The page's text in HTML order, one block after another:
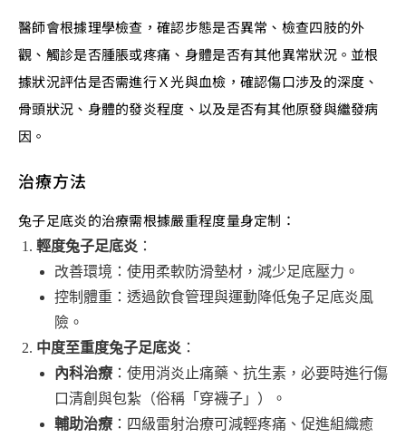
醫師會根據理學檢查，確認步態是否異常、檢查四肢的外
觀、觸診是否腫脹或疼痛、身體是否有其他異常狀況。並根
據狀況評估是否需進行Ｘ光與血檢，確認傷口涉及的深度、
骨頭狀況、身體的發炎程度、以及是否有其他原發與繼發病
因。
治療方法
兔子足底炎的治療需根據嚴重程度量身定制：
輕度兔子足底炎 ：
改善環境：使用柔軟防滑墊材，減少足底壓力。
控制體重：透過飲食管理與運動降低兔子足底炎風
險。
中度至重度兔子足底炎 ：
內科治療 ：使用消炎止痛藥、抗生素，必要時進行傷
口清創與包紮（俗稱「穿襪子」）。
輔助治療 ：四級雷射治療可減輕疼痛、促進組織癒